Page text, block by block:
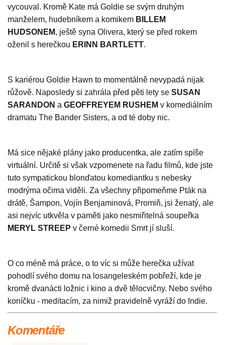
vycouval. Kromě Kate má Goldie se svým druhým
manželem, hudebníkem a komikem BILLEM
HUDSONEM, ještě syna Olivera, který se před rokem
oženil s herečkou ERINN BARTLETT.
S kariérou Goldie Hawn to momentálně nevypadá nijak
růžově. Naposledy si zahrála před pěti lety se SUSAN
SARANDON a GEOFFREYEM RUSHEM v komediálním
dramatu The Bander Sisters, a od té doby nic.
Má sice nějaké plány jako producentka, ale zatím spíše
virtuální. Určitě si však vzpomenete na řadu filmů, kde jste
tuto sympatickou blonďatou komediantku s nebesky
modrýma očima viděli. Za všechny připomeňme Pták na
drátě, Šampon, Vojín Benjaminová, Promiň, jsi ženatý, ale
asi nejvíc utkvěla v paměti jako nesmiřitelná soupeřka
MERYL STREEP v černé komedii Smrt jí sluší.
O co méně má práce, o to víc si může herečka užívat
pohodlí svého domu na losangeleském pobřeží, kde je
kromě dvanácti ložnic i kino a dvě tělocvičny. Nebo svého
koníčku - meditacím, za nimiž pravidelně vyráží do Indie.
Komentáře